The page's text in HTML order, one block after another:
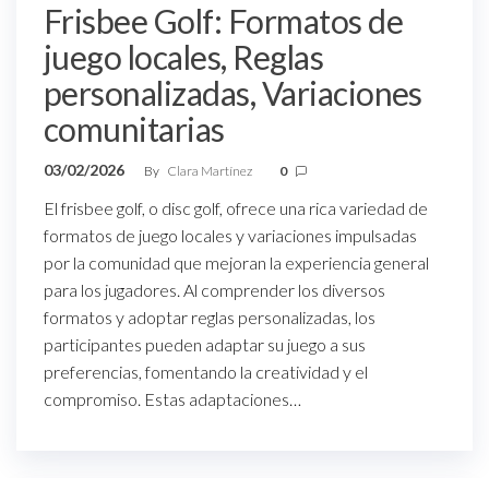
Frisbee Golf: Formatos de
juego locales, Reglas
personalizadas, Variaciones
comunitarias
03/02/2026 By Clara Martínez 0
El frisbee golf, o disc golf, ofrece una rica variedad de
formatos de juego locales y variaciones impulsadas
por la comunidad que mejoran la experiencia general
para los jugadores. Al comprender los diversos
formatos y adoptar reglas personalizadas, los
participantes pueden adaptar su juego a sus
preferencias, fomentando la creatividad y el
compromiso. Estas adaptaciones…